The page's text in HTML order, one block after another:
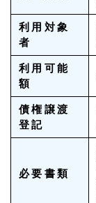
利用対象
者
利用可能
額
債権譲渡
登記
必要書類